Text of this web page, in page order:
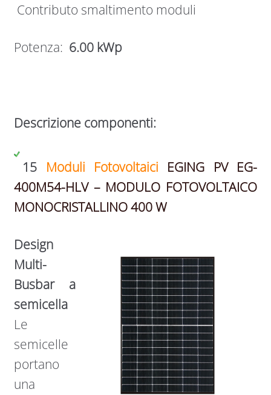
Contributo smaltimento moduli
Potenza: 6.00 kWp
Descrizione componenti:
15 Moduli Fotovoltaici
EGING PV EG-
400M54-HLV – MODULO FOTOVOLTAICO
MONOCRISTALLINO 400 W
Design
Multi-
Busbar a
semicella
Le
semicelle
portano
una